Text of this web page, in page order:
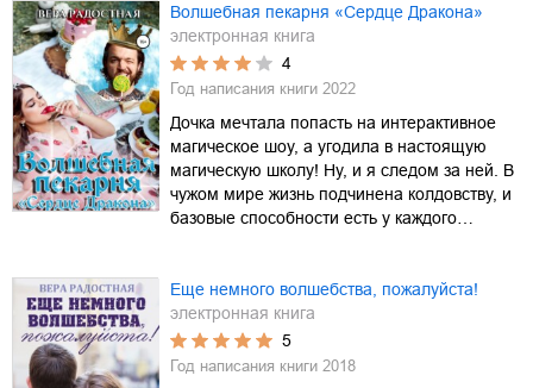
Волшебная пекарня «Сердце Дракона»
электронная книга
4
Год написания книги 2022
Дочка мечтала попасть на интерактивное
магическое шоу, а угодила в настоящую
магическую школу! Ну, и я следом за ней. В
чужом мире жизнь подчинена колдовству, и
базовые способности есть у каждого…
Еще немного волшебства, пожалуйста!
электронная книга
5
Год написания книги 2018